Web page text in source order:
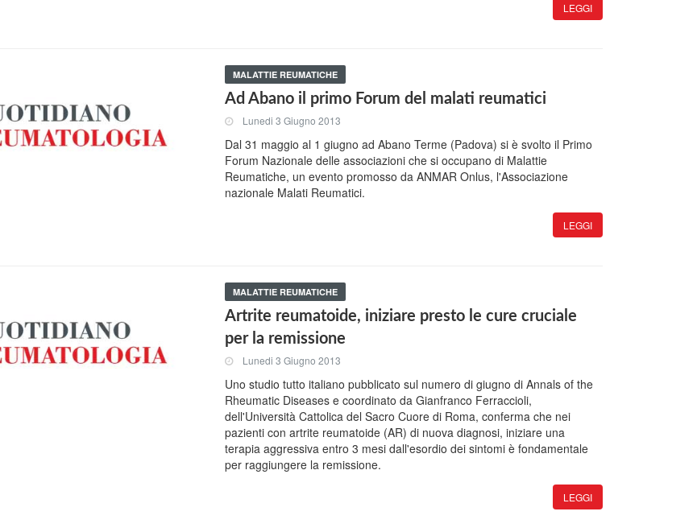
LEGGI
MALATTIE REUMATICHE
Ad Abano il primo Forum del malati reumatici
Lunedi 3 Giugno 2013
Dal 31 maggio al 1 giugno ad Abano Terme (Padova) si è svolto il Primo
Forum Nazionale delle associazioni che si occupano di Malattie
Reumatiche, un evento promosso da ANMAR Onlus, l'Associazione
nazionale Malati Reumatici.
LEGGI
MALATTIE REUMATICHE
Artrite reumatoide, iniziare presto le cure cruciale
per la remissione
Lunedi 3 Giugno 2013
Uno studio tutto italiano pubblicato sul numero di giugno di Annals of the
Rheumatic Diseases e coordinato da Gianfranco Ferraccioli,
dell'Università Cattolica del Sacro Cuore di Roma, conferma che nei
pazienti con artrite reumatoide (AR) di nuova diagnosi, iniziare una
terapia aggressiva entro 3 mesi dall'esordio dei sintomi è fondamentale
per raggiungere la remissione.
LEGGI